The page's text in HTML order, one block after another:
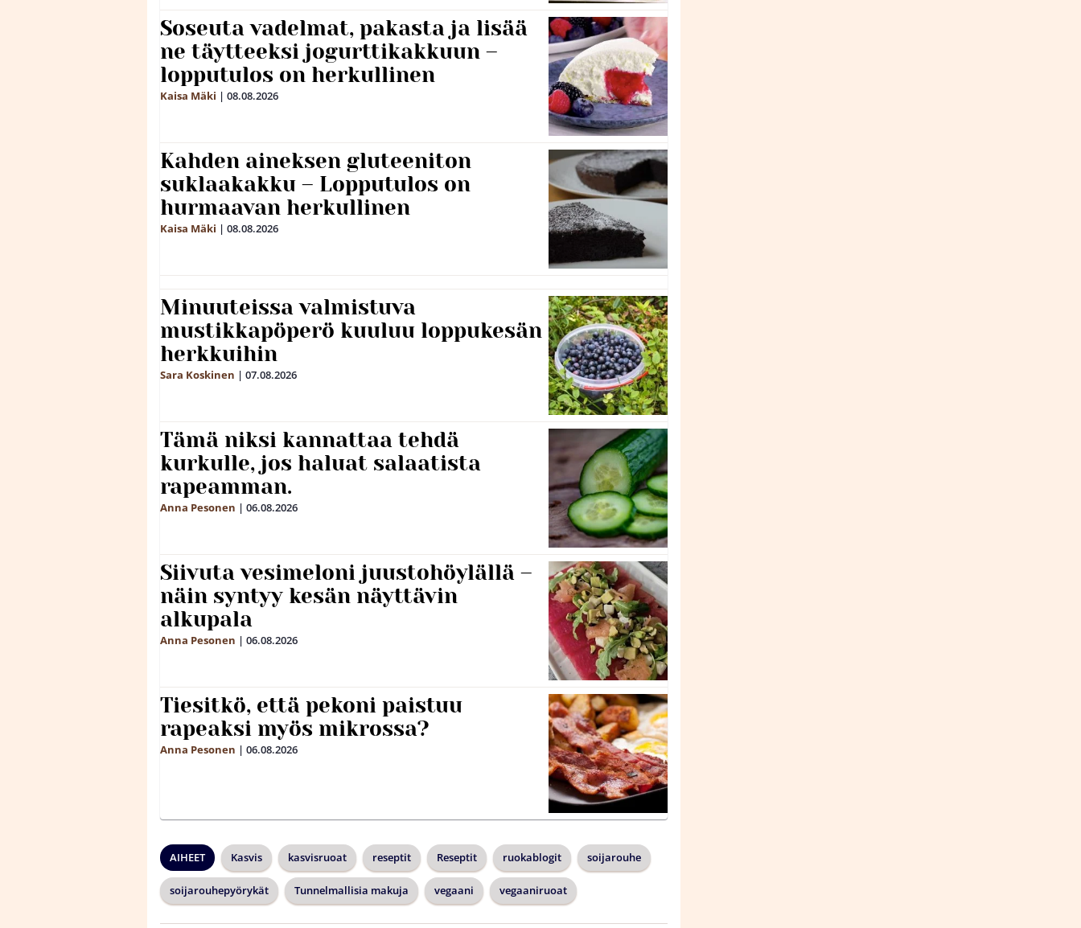
Soseuta vadelmat, pakasta ja lisää
ne täytteeksi jogurttikakkuun –
lopputulos on herkullinen
Kaisa Mäki | 08.08.2026
Kahden aineksen gluteeniton
suklaakakku – Lopputulos on
hurmaavan herkullinen
Kaisa Mäki | 08.08.2026
Minuuteissa valmistuva
mustikkapöperö kuuluu loppukesän
herkkuihin
Sara Koskinen | 07.08.2026
Tämä niksi kannattaa tehdä
kurkulle, jos haluat salaatista
rapeamman.
Anna Pesonen | 06.08.2026
Siivuta vesimeloni juustohöylällä –
näin syntyy kesän näyttävin
alkupala
Anna Pesonen | 06.08.2026
Tiesitkö, että pekoni paistuu
rapeaksi myös mikrossa?
Anna Pesonen | 06.08.2026
AIHEET Kasvis kasvisruoat reseptit Reseptit ruokablogit soijarouhe
soijarouhepyörykät Tunnelmallisia makuja vegaani vegaaniruoat